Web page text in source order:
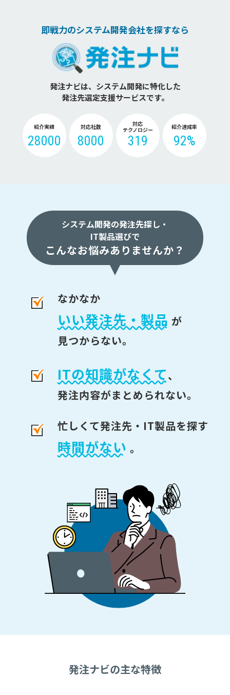
即戦力のシステム開発会社を探すなら
発注ナビは、システム開発に特化した
発注先選定支援サービスです。
紹介実績
28000
対応社数
8000
対応
テクノロジー
319
紹介達成率
92%
システム開発の発注先探し・
IT製品選びで
こんなお悩みありませんか？
なかなか
いい発注先・製品 が
見つからない。
ITの知識がなくて、
発注内容がまとめられない。
忙しくて発注先・IT製品を探す
時間がない 。
発注ナビの主な特徴